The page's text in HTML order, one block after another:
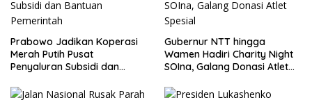
Prabowo Jadikan Koperasi
Merah Putih Pusat
Penyaluran Subsidi dan
Gubernur NTT hingga
Wamen Hadiri Charity Night
SOIna, Galang Donasi Atlet